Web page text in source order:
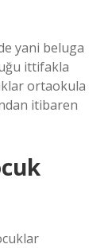
yani beluga
ittifakla
ortaokula
itibaren